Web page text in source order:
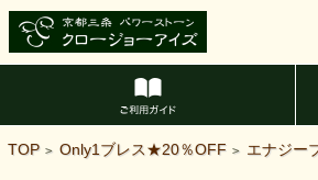
TOP > Only1ブレス★20％OFF > エナジー